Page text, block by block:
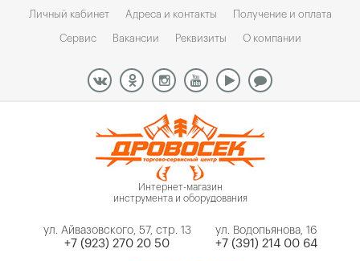
Личный кабинет Адреса и контакты Получение и оплата
Сервис Вакансии Реквизиты О компании
Интернет-магазин
инструмента и оборудования
ул. Айвазовского, 57, стр. 13
+7 (923) 270 20 50
ул. Водопьянова, 16
+7 (391) 214 00 64